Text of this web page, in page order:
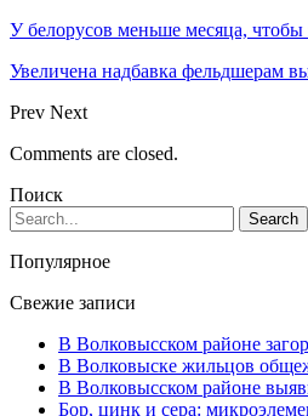
У белорусов меньше месяца, чтобы
Увеличена надбавка фельдшерам
Prev Next
Comments are closed.
Поиск
Популярное
Свежие записи
В Волковысском районе
В Волковыске жильцов
В Волковысском районе
Бор, цинк и сера: